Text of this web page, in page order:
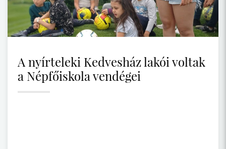
A nyírteleki Kedvesház lakói voltak
a Népfőiskola vendégei